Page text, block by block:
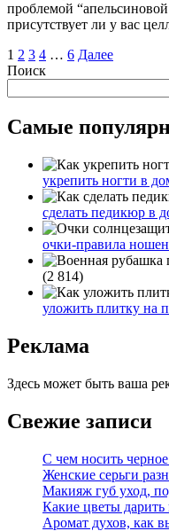
проблемой
присутствует ли у вас
Пагинация
записей
1 2 3 4 … 6 Далее
Поиск
Самые
укрепить ногти в
сделать педикюр в
очки-правила
(2 814)
уложить плитку на
Реклама
Здесь может быть ваша
Свежие записи
С чем носить черное
Женские серьги
Макияж губ уход,
Какие цветы
Аромат духов, как